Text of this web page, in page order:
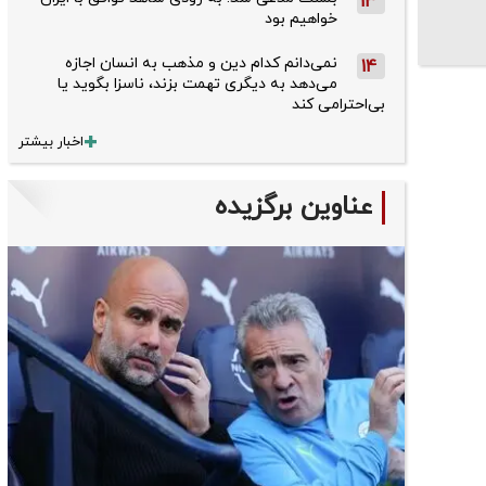
خواهیم بود
14
نمی‌دانم کدام دین و مذهب به انسان اجازه
می‌دهد به دیگری تهمت بزند، ناسزا بگوید یا
بی‌احترامی کند
اخبار بیشتر
عناوین برگزیده